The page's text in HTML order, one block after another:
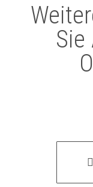
Sie